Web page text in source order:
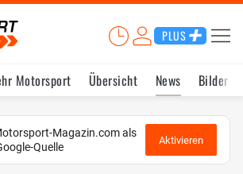
PLUS
Motorsport Übersicht News Bilder
Magazin.com als
Quelle
Aktivieren